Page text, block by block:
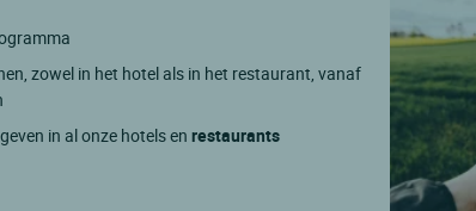
zowel in het hotel als in het restaurant, vanaf
in al onze hotels en restaurants